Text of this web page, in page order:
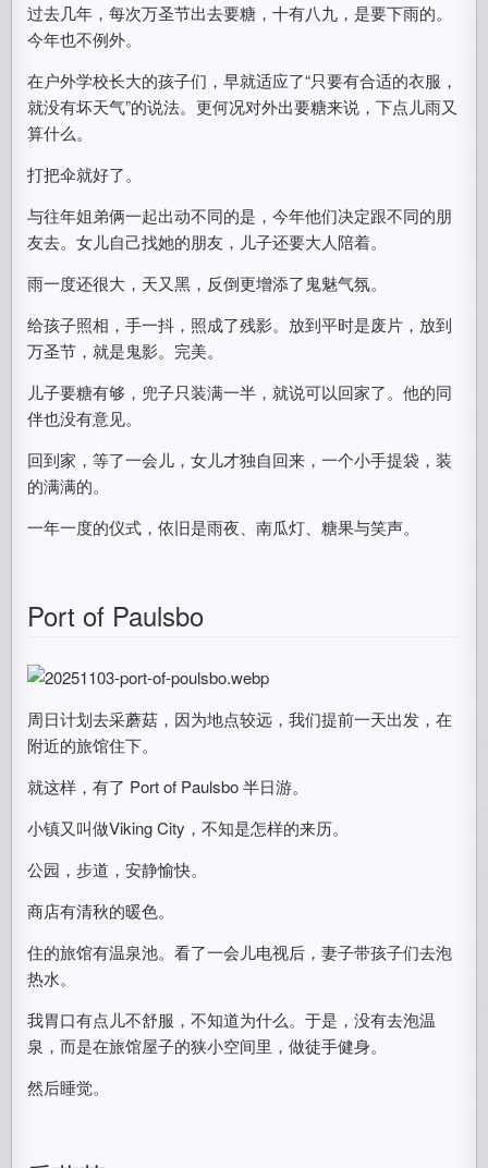
过去几年，每次万圣节出去要糖，十有八九，是要下雨的。
今年也不例外。
在户外学校长大的孩子们，早就适应了“只要有合适的衣服，
就没有坏天气”的说法。更何况对外出要糖来说，下点儿雨又
算什么。
打把伞就好了。
与往年姐弟俩一起出动不同的是，今年他们决定跟不同的朋
友去。女儿自己找她的朋友，儿子还要大人陪着。
雨一度还很大，天又黑，反倒更增添了鬼魅气氛。
给孩子照相，手一抖，照成了残影。放到平时是废片，放到
万圣节，就是鬼影。完美。
儿子要糖有够，兜子只装满一半，就说可以回家了。他的同
伴也没有意见。
回到家，等了一会儿，女儿才独自回来，一个小手提袋，装
的满满的。
一年一度的仪式，依旧是雨夜、南瓜灯、糖果与笑声。
Port of Paulsbo
周日计划去采蘑菇，因为地点较远，我们提前一天出发，在
附近的旅馆住下。
就这样，有了 Port of Paulsbo 半日游。
小镇又叫做Viking City，不知是怎样的来历。
公园，步道，安静愉快。
商店有清秋的暖色。
住的旅馆有温泉池。看了一会儿电视后，妻子带孩子们去泡
热水。
我胃口有点儿不舒服，不知道为什么。于是，没有去泡温
泉，而是在旅馆屋子的狭小空间里，做徒手健身。
然后睡觉。